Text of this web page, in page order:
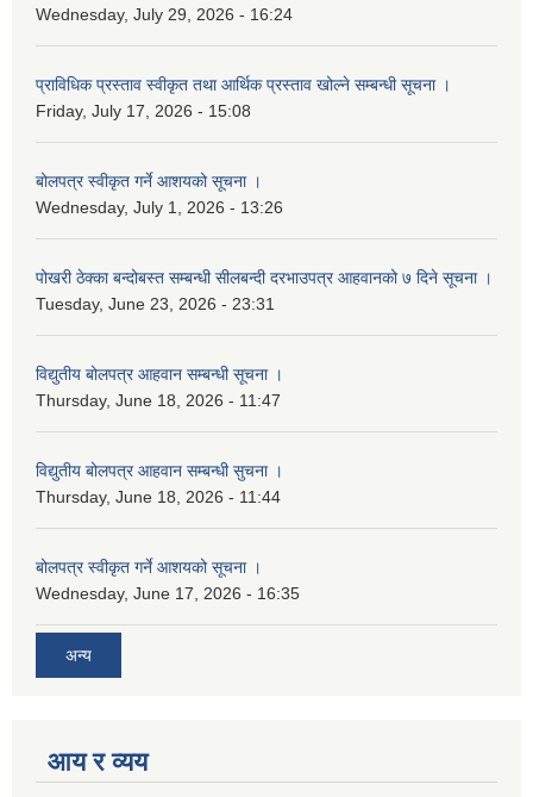
Wednesday, July 29, 2026 - 16:24
प्राविधिक प्रस्ताव स्वीकृत तथा आर्थिक प्रस्ताव खोल्ने सम्बन्धी सूचना ।
Friday, July 17, 2026 - 15:08
बोलपत्र स्वीकृत गर्ने आशयको सूचना ।
Wednesday, July 1, 2026 - 13:26
पोखरी ठेक्का बन्दोबस्त सम्बन्धी सीलबन्दी दरभाउपत्र आहवानको ७ दिने सूचना ।
Tuesday, June 23, 2026 - 23:31
विद्युतीय बोलपत्र आहवान सम्बन्धी सूचना ।
Thursday, June 18, 2026 - 11:47
विद्युतीय बोलपत्र आहवान सम्बन्धी सुचना ।
Thursday, June 18, 2026 - 11:44
बोलपत्र स्वीकृत गर्ने आशयको सूचना ।
Wednesday, June 17, 2026 - 16:35
अन्य
आय र व्यय